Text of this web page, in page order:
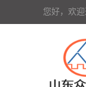
您好，欢